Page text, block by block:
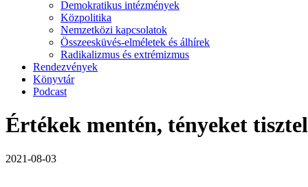
Demokratikus intézmények
Közpolitika
Nemzetközi kapcsolatok
Összeesküvés-elméletek és álhírek
Radikalizmus és extrémizmus
Rendezvények
Könyvtár
Podcast
Értékek mentén, tényeket
2021-08-03